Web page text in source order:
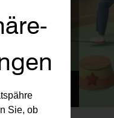
VERFÜGBAR
Sie, ob